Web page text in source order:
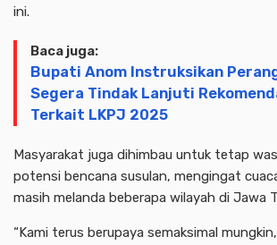
ini.
Baca juga:
Bupati Anom Instruksikan
Segera Tindak Lanjuti
Terkait LKPJ 2025
Masyarakat juga dihimbau untuk tetap
potensi bencana susulan, mengingat
masih melanda beberapa wilayah di Jawa
“Kami terus berupaya semaksimal